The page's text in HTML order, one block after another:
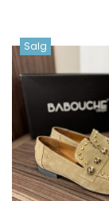
Salg